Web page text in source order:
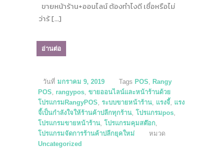
ขายหน้าร้าน+ออนไลน์ ต้องทำไงดี เชื่อหรือไม่
ว่าร้ […]
อ่านต่อ
วันที่ มกราคม 9, 2019 Tags POS, Rangy
POS, rangypos, ขายออนไลน์และหน้าร้านด้วย
โปรแกรมRangyPOS, ระบบขายหน้าร้าน, แรงจี้, แรง
จี้เป็นกำลังใจให้ร้านค้าปลีกทุกร้าน, โปรแกรมpos,
โปรแกรมขายหน้าร้าน, โปรแกรมคุมสต๊อก,
โปรแกรมจัดการร้านค้าปลีกยุคใหม่
หมวด
Uncategorized